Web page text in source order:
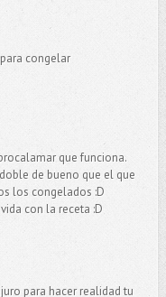
congelar
que funciona.
de bueno que el que
los congelados :D
con la receta :D
para hacer realidad tu